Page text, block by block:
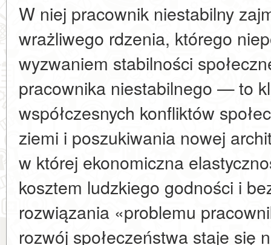
W niej pracownik niestabilny
wrażliwego rdzenia, którego
wyzwaniem stabilności
pracownika niestabilnego — to
współczesnych konfliktów
ziemi i poszukiwania nowej
w której ekonomiczna
kosztem ludzkiego godności i
rozwiązania «problemu
rozwój społeczeństwa staje się